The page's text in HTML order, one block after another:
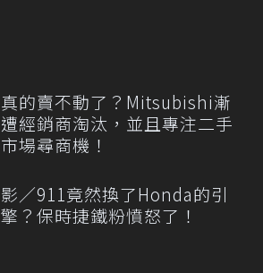
真的賣不動了？Mitsubishi漸
遭經銷商淘汰，並且專注二手
市場尋商機！
影／911竟然換了Honda的引
擎？保時捷鐵粉憤怒了！